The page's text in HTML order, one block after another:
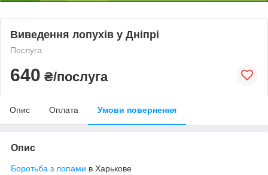
Виведення лопухів у Дніпрі
Послуга
640 ₴/послуга
Опис Оплата Умови повернення
Опис
Боротьба з лопами в Харькове